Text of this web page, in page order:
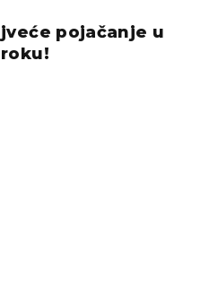
pojačanje u